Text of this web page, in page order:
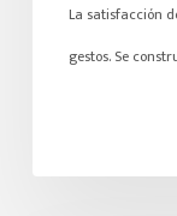
La satisfacción
gestos. Se